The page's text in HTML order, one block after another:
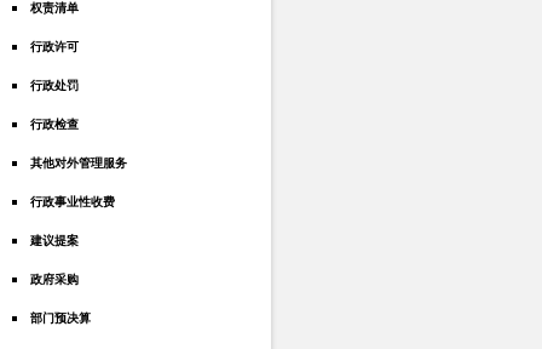
权责清单
行政许可
行政处罚
行政检查
其他对外管理服务
行政事业性收费
建议提案
政府采购
部门预决算